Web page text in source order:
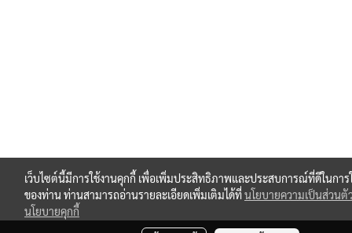
เว็บไซต์นี้มีการใช้งานคุกกี้ เพื่อเพิ่มประสิทธิภาพและประสบการณ์ที่ดีในการ
ของท่าน ท่านสามารถอ่านรายละเอียดเพิ่มเติมได้ที่นโยบายความเป็นส่วนตั
นโยบายคุกกี้